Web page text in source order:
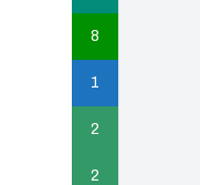
8
1
2
2